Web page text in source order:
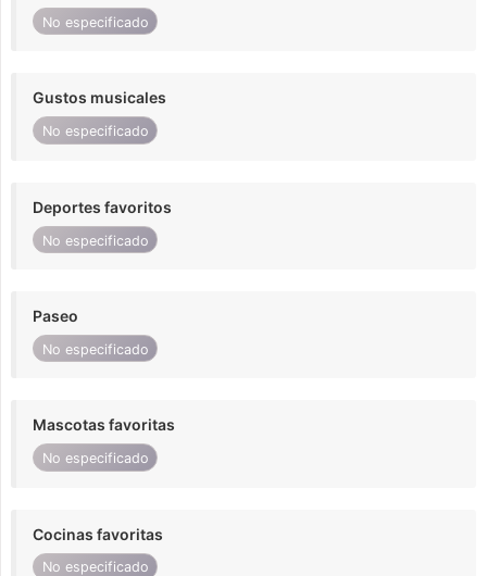
No especificado
Gustos musicales
No especificado
Deportes favoritos
No especificado
Paseo
No especificado
Mascotas favoritas
No especificado
Cocinas favoritas
No especificado